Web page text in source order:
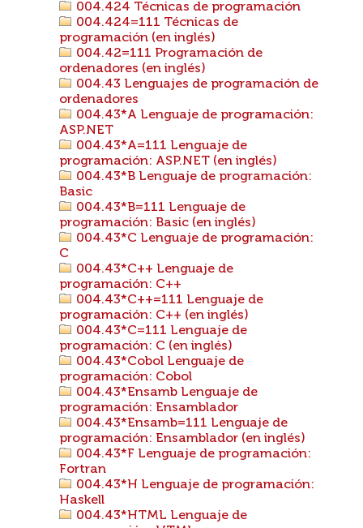
004.424 Técnicas de programación
004.424=111 Técnicas de
programación (en inglés)
004.42=111 Programación de
ordenadores (en inglés)
004.43 Lenguajes de programación de
ordenadores
004.43*A Lenguaje de programación:
ASP.NET
004.43*A=111 Lenguaje de
programación: ASP.NET (en inglés)
004.43*B Lenguaje de programación:
Basic
004.43*B=111 Lenguaje de
programación: Basic (en inglés)
004.43*C Lenguaje de programación:
C
004.43*C++ Lenguaje de
programación: C++
004.43*C++=111 Lenguaje de
programación: C++ (en inglés)
004.43*C=111 Lenguaje de
programación: C (en inglés)
004.43*Cobol Lenguaje de
programación: Cobol
004.43*Ensamb Lenguaje de
programación: Ensamblador
004.43*Ensamb=111 Lenguaje de
programación: Ensamblador (en inglés)
004.43*F Lenguaje de programación:
Fortran
004.43*H Lenguaje de programación:
Haskell
004.43*HTML Lenguaje de